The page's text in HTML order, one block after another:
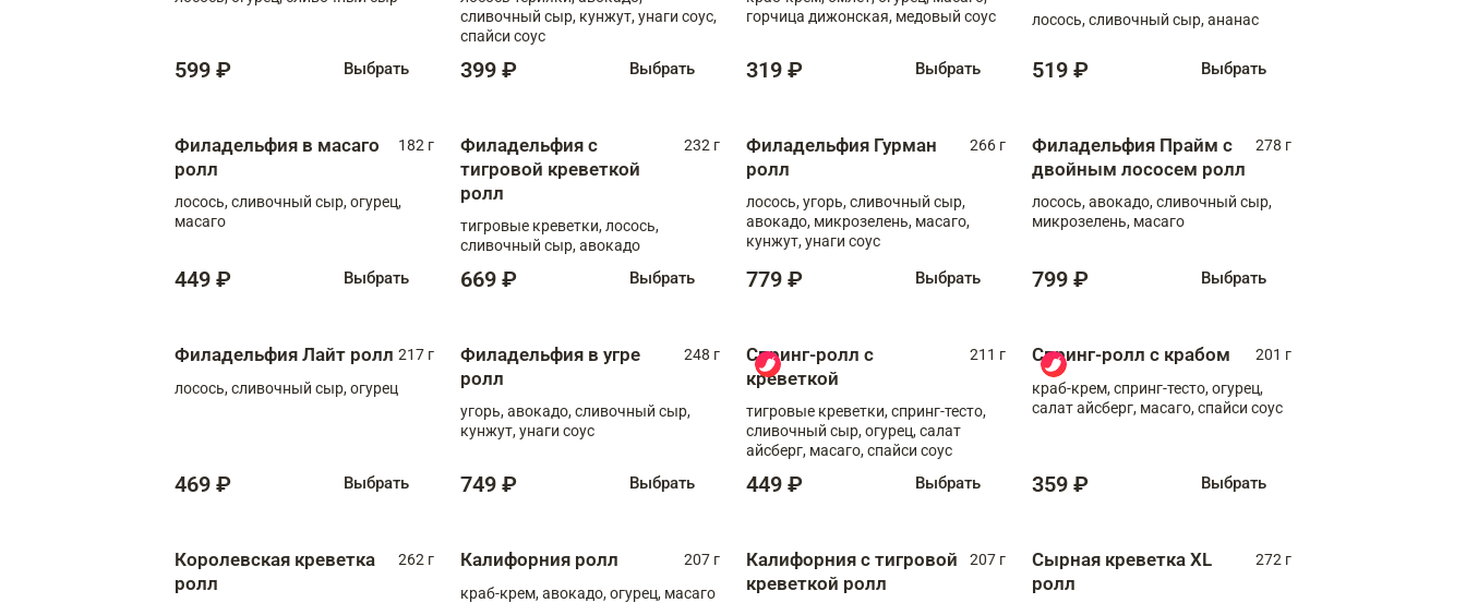
599 ₽ Выбрать
сливочный сыр, кунжут, унаги соус,
спайси соус
399 ₽ Выбрать
горчица дижонская, медовый соус
319 ₽ Выбрать
лосось, сливочный сыр, ананас
519 ₽ Выбрать
Филадельфия в масаго
ролл
182 г
лосось, сливочный сыр, огурец,
масаго
449 ₽ Выбрать
Филадельфия с
тигровой креветкой
ролл
232 г
тигровые креветки, лосось,
сливочный сыр, авокадо
669 ₽ Выбрать
Филадельфия Гурман
ролл
266 г
лосось, угорь, сливочный сыр,
авокадо, микрозелень, масаго,
кунжут, унаги соус
779 ₽ Выбрать
Филадельфия Прайм с
двойным лососем ролл
278 г
лосось, авокадо, сливочный сыр,
микрозелень, масаго
799 ₽ Выбрать
Филадельфия Лайт ролл 217 г
лосось, сливочный сыр, огурец
469 ₽ Выбрать
Филадельфия в угре
ролл
248 г
угорь, авокадо, сливочный сыр,
кунжут, унаги соус
749 ₽ Выбрать
Спринг-ролл с
креветкой
211 г
тигровые креветки, спринг-тесто,
сливочный сыр, огурец, салат
айсберг, масаго, спайси соус
449 ₽ Выбрать
Спринг-ролл с крабом
201 г
краб-крем, спринг-тесто, огурец,
салат айсберг, масаго, спайси соус
359 ₽ Выбрать
Королевская креветка
ролл
262 г Калифорния ролл
207 г
краб-крем, авокадо, огурец, масаго
Калифорния с тигровой
креветкой ролл
207 г
Сырная креветка XL
ролл
272 г